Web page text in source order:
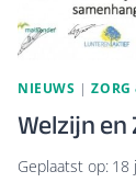
NIEUWS |ZORG
Welzijn
Geplaatst op: 18